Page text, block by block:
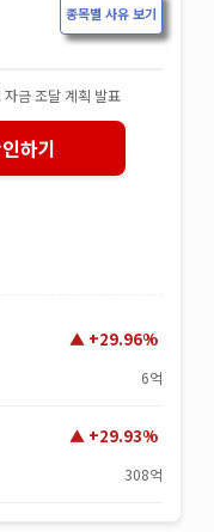
종목별 사유 보기
금 조달 계획 발표
하기
+29.96%
6억
+29.93%
308억